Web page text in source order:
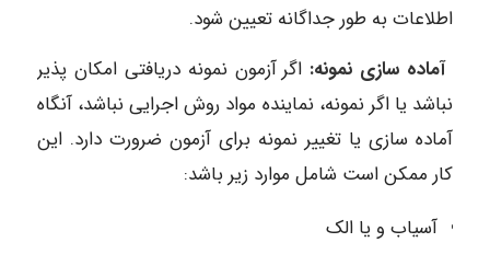
اطلاعات به طور جداگانه تعیین شود.
آماده سازی نمونه: اگر آزمون نمونه دریافتی امکان پذیر
نباشد یا اگر نمونه، نماینده مواد روش اجرایی نباشد، آنگاه
آماده سازی یا تغییر نمونه برای آزمون ضرورت دارد. این
کار ممکن است شامل موارد زیر باشد:
آسیاب و یا الک